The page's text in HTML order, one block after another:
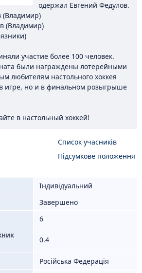
одержал Евгений Федулов.
(Владимир)
(Владимир)
участие более 100 человек.
были награждены лотерейными
любителям настольного хоккея
игре, но и в финальном розыгрыше
в настольный хоккей!
Список учасників
Підсумкове положення
Індивідуальний
Завершено
6
0.4
Російська Федерація